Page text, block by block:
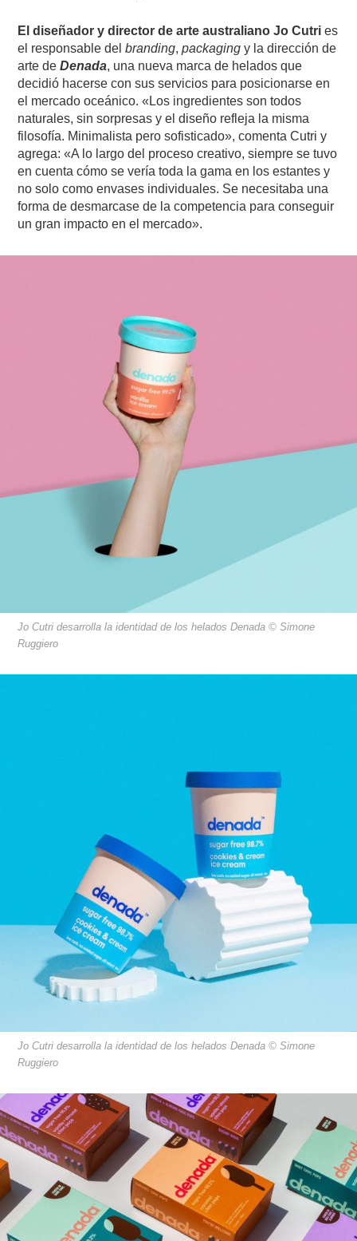
El diseñador y director de arte australiano Jo Cutri es
el responsable delbranding,packaging y la dirección de
arte deDenada, una nueva marca de helados que
decidió hacerse con sus servicios para posicionarse en
el mercado oceánico. «Los ingredientes son todos
naturales, sin sorpresas y el diseño refleja la misma
filosofía. Minimalista pero sofisticado», comenta Cutri y
agrega: «A lo largo del proceso creativo, siempre se tuvo
en cuenta cómo se vería toda la gama en los estantes y
no solo como envases individuales. Se necesitaba una
forma de desmarcase de la competencia para conseguir
un gran impacto en el mercado».
Jo Cutri desarrolla la identidad de los helados Denada © Simone
Ruggiero
Jo Cutri desarrolla la identidad de los helados Denada © Simone
Ruggiero